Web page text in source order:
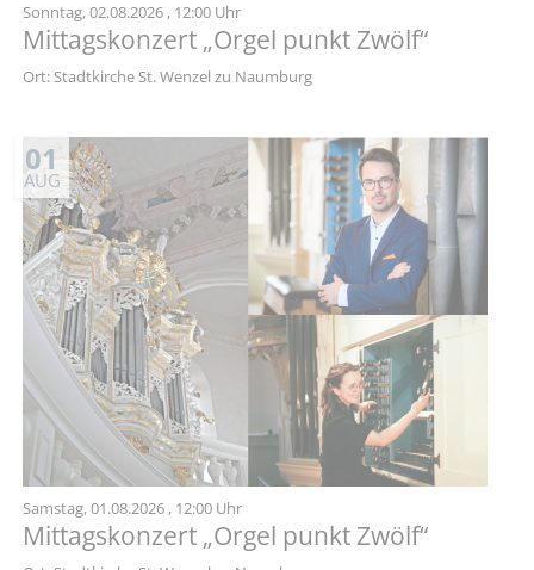
Sonntag,02.08.2026 , 12:00 Uhr
Mittagskonzert „Orgel punkt Zwölf“
Ort: Stadtkirche St. Wenzel zu Naumburg
01
AUG
Samstag,01.08.2026 , 12:00 Uhr
Mittagskonzert „Orgel punkt Zwölf“